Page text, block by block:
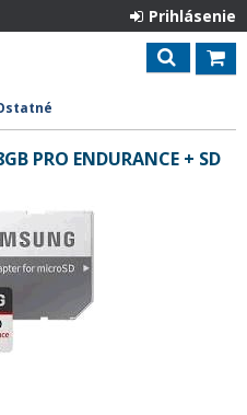
Prihlásenie
PRO ENDURANCE + SD